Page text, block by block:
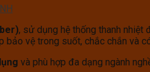
, sử dụng hệ thống thanh nhiệt
vệ trong suốt, chắc chắn và
và phù hợp đa dạng ngành